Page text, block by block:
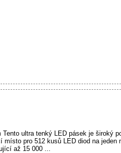
ultra tenký LED pásek je široký
pro 512 kusů LED diod na jeden
až 15 000 ...